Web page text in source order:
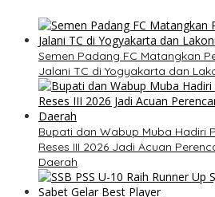
Semen Padang FC Matangkan
Jalani TC di Yogyakarta dan
Bupati dan Wabup Muba Hadiri
Reses III 2026 Jadi Acuan
Daerah